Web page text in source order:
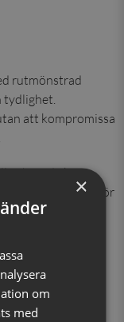
rutmönstrad
tydlighet.
att kompromissa
och en diskret
Ett utmärkt val för
sammanhang,
×
om
med